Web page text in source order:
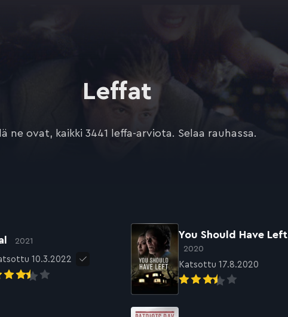
Leffat
ne ovat, kaikki 3441 leffa-arviota. Selaa rauhassa.
2021
10.3.2022
You Should Have Left
2020
Katsottu 17.8.2020